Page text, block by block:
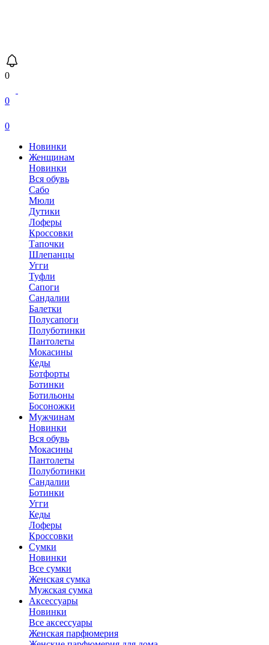
0
0
0
Новинки
Женщинам
Новинки
Вся обувь
Сабо
Мюли
Дутики
Лоферы
Кроссовки
Тапочки
Шлепанцы
Угги
Туфли
Сапоги
Сандалии
Балетки
Полусапоги
Полуботинки
Пантолеты
Мокасины
Кеды
Ботфорты
Ботинки
Ботильоны
Босоножки
Мужчинам
Новинки
Вся обувь
Мокасины
Пантолеты
Полуботинки
Сандалии
Ботинки
Угги
Кеды
Лоферы
Кроссовки
Сумки
Новинки
Все сумки
Женская сумка
Мужская сумка
Аксессуары
Новинки
Все аксессуары
Женская парфюмерия